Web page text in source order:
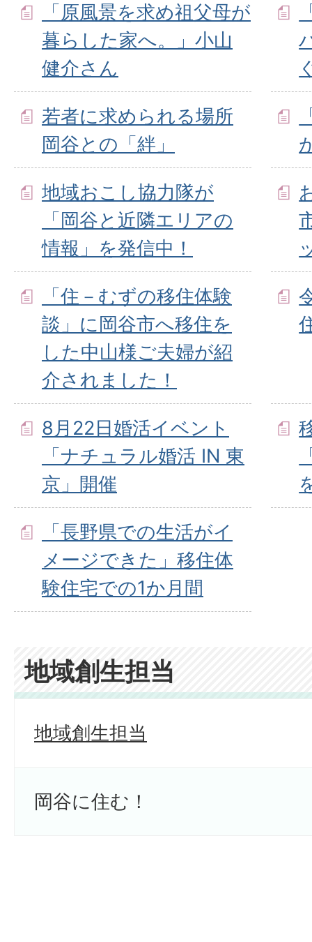
「原風景を求め祖父母が
暮らした家へ。」小山
健介さん
若者に求められる場所
岡谷との「絆」
地域おこし協力隊が
「岡谷と近隣エリアの
情報」を発信中！
「住－むずの移住体験
談」に岡谷市へ移住を
した中山様ご夫婦が紹
介されました！
8月22日婚活イベント
「ナチュラル婚活 IN 東
京」開催
「長野県での生活がイ
メージできた」移住体
験住宅での1か月間
地域創生担当
地域創生担当
岡谷に住む！